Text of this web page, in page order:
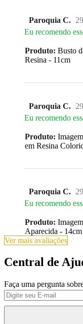
Paroquia C.
Eu recomendo
Produto: Busto
Resina - 11cm
Paroquia C.
Eu recomendo
Produto:
em Resina
Paroquia C.
Eu recomendo
Produto:
Aparecida - 14cm
Ver mais avaliações
Central de
Faça uma pergunta